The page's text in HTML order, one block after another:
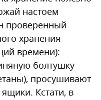
настоем
проверенный
хранения
времени):
болтушку
просушивают
Кстати, в